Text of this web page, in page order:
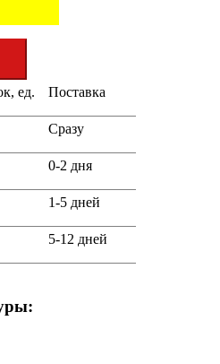
ед. Поставка
Сразу
0-2 дня
1-5 дней
5-12 дней